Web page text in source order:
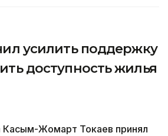
усилить поддержку
доступность жилья
Касым-Жомарт Токаев принял